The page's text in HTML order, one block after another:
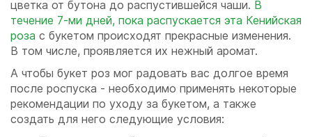
цветка от бутона до распустившейся чаши. В
течение 7-ми дней, пока распускается эта Кенийская
роза с букетом происходят прекрасные изменения.
В том числе, проявляется их нежный аромат.
А чтобы букет роз мог радовать вас долгое время
после роспуска - необходимо применять некоторые
рекомендации по уходу за букетом, а также
создать для него следующие условия: